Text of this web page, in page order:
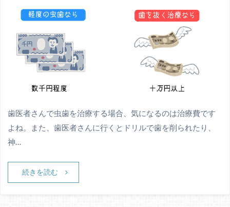
歯医者さんで虫歯を治療する場合、気になるのは治療費です
よね。また、歯医者さんに行くとドリルで歯を削られたり、
神…
続きを読む